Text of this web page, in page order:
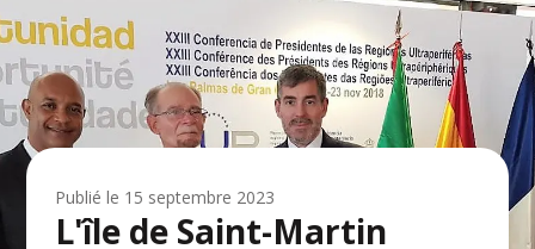
Publié le 15 septembre 2023
L'île de Saint-Martin